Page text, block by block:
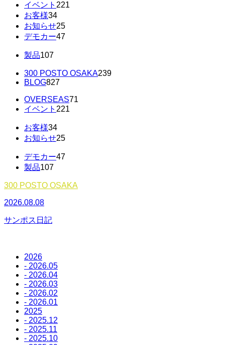
イベント 221
お客様34
お知らせ25
デモカー47
製品107
300 POSTO OSAKA239
BLOG827
OVERSEAS71
イベント 221
お客様34
お知らせ25
デモカー47
製品107
300 POSTO OSAKA
2026.08.08
サンポス日記
2026
- 2026.05
- 2026.04
- 2026.03
- 2026.02
- 2026.01
2025
- 2025.12
- 2025.11
- 2025.10